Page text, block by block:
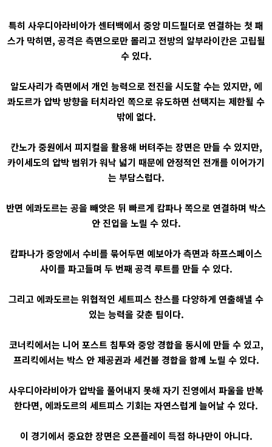
특히 사우디아라비아가 센터백에서 중앙 미드필더로 연결하는 첫 패
스가 막히면, 공격은 측면으로만 몰리고 전방의 알부라이칸은 고립될
수 있다.
알도사리가 측면에서 개인 능력으로 전진을 시도할 수는 있지만, 에
콰도르가 압박 방향을 터치라인 쪽으로 유도하면 선택지는 제한될 수
밖에 없다.
칸노가 중원에서 피지컬을 활용해 버텨주는 장면은 만들 수 있지만,
카이세도의 압박 범위가 워낙 넓기 때문에 안정적인 전개를 이어가기
는 부담스럽다.
반면 에콰도르는 공을 빼앗은 뒤 빠르게 캄파나 쪽으로 연결하며 박스
안 진입을 노릴 수 있다.
캄파나가 중앙에서 수비를 묶어두면 예보아가 측면과 하프스페이스
사이를 파고들며 두 번째 공격 루트를 만들 수 있다.
그리고 에콰도르는 위협적인 세트피스 찬스를 다양하게 연출해낼 수
있는 능력을 갖춘 팀이다.
코너킥에서는 니어 포스트 침투와 중앙 경합을 동시에 만들 수 있고,
프리킥에서는 박스 안 제공권과 세컨볼 경합을 함께 노릴 수 있다.
사우디아라비아가 압박을 풀어내지 못해 자기 진영에서 파울을 반복
한다면, 에콰도르의 세트피스 기회는 자연스럽게 늘어날 수 있다.
이 경기에서 중요한 장면은 오픈플레이 득점 하나만이 아니다.